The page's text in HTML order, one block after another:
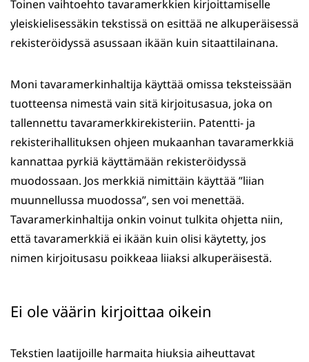
Toinen vaihtoehto tavaramerkkien kirjoittamiselle
yleiskielisessäkin tekstissä on esittää ne alkuperäisessä
rekisteröidyssä asussaan ikään kuin sitaattilainana.
Moni tavaramerkinhaltija käyttää omissa teksteissään
tuotteensa nimestä vain sitä kirjoitusasua, joka on
tallennettu tavaramerkkirekisteriin. Patentti- ja
rekisterihallituksen ohjeen mukaanhan tavaramerkkiä
kannattaa pyrkiä käyttämään rekisteröidyssä
muodossaan. Jos merkkiä nimittäin käyttää ”liian
muunnellussa muodossa”, sen voi menettää.
Tavaramerkinhaltija onkin voinut tulkita ohjetta niin,
että tavaramerkkiä ei ikään kuin olisi käytetty, jos
nimen kirjoitusasu poikkeaa liiaksi alkuperäisestä.
Ei ole väärin kirjoittaa oikein
Tekstien laatijoille harmaita hiuksia aiheuttavat